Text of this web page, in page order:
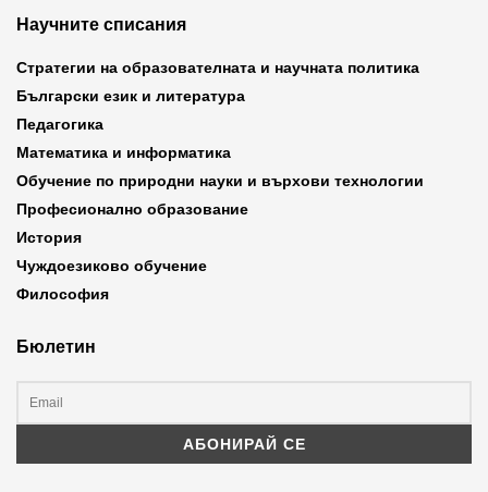
Научните списания
Стратегии на образователната и научната политика
Български език и литература
Педагогика
Математика и информатика
Обучение по природни науки и върхови технологии
Професионално образование
История
Чуждоезиково обучение
Философия
Бюлетин